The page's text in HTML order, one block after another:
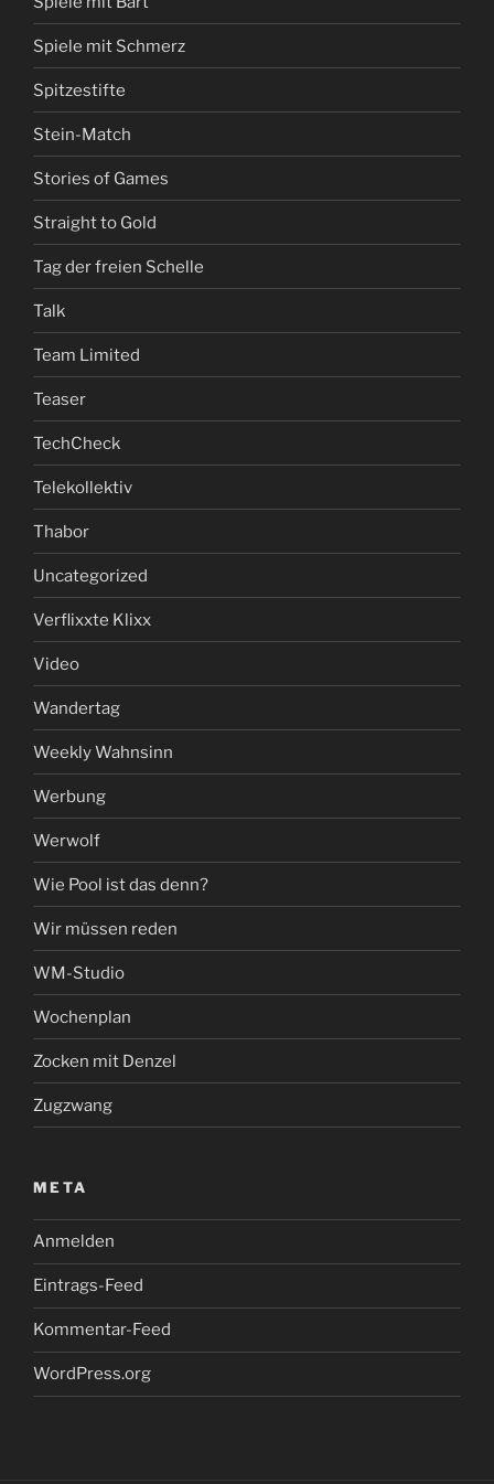
Spiele mit Schmerz
Spitzestifte
Stein-Match
Stories of Games
Straight to Gold
Tag der freien Schelle
Talk
Team Limited
Teaser
TechCheck
Telekollektiv
Thabor
Uncategorized
Verflixxte Klixx
Video
Wandertag
Weekly Wahnsinn
Werbung
Werwolf
Wie Pool ist das denn?
Wir müssen reden
WM-Studio
Wochenplan
Zocken mit Denzel
Zugzwang
META
Anmelden
Eintrags-Feed
Kommentar-Feed
WordPress.org